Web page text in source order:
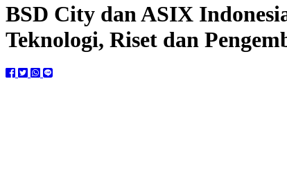
BSD City dan ASIX
Teknologi, Riset dan